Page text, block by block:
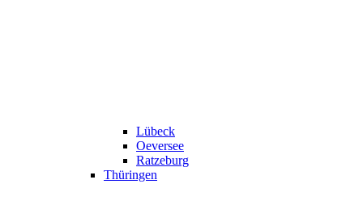
Lübeck
Oeversee
Ratzeburg
Thüringen